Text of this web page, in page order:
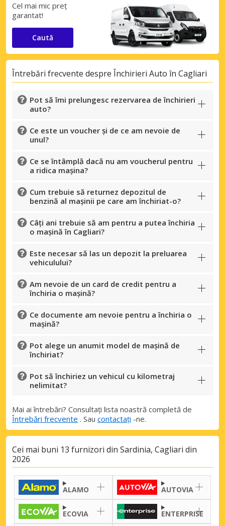
Accesați ofertele exclusive ale
furnizorilor noștri
Autentificare cu eLink
Cel mai mic preț
garantat!
Caută
Întrebări frecvente despre Închirieri Auto în Cagliari
Pot să îmi prelungesc rezervarea de închirieri
auto?
Ce este un voucher și de ce am nevoie de
unul?
Ce se întâmplă dacă nu am voucherul pentru
a ridica mașina?
Cum trebuie să returnez depozitul de
benzină al mașinii pe care am închiriat-o?
Câți ani trebuie să am pentru a putea închiria
o mașină în Cagliari?
Este necesar să las un depozit la preluarea
vehiculului?
Am nevoie de un card de credit pentru a
închiria o mașină?
Ce documente am nevoie pentru a închiria o
mașină?
Pot alege un anumit model de mașină de
închiriat?
Pot să închiriez un vehicul cu kilometraj
nelimitat?
Mai ai întrebări? Consultați lista noastră completă de
Întrebări frecvente . Sau contactați -ne.
Cei mai buni 13 furnizori din Sardinia, Cagliari din
2026
ALAMO AUTOVIA
ECOVIA ENTERPRISE